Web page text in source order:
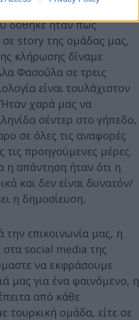
δόθηκε ήταν πως
σε story της ομάδας μας,
κλήρωσης δίναμε
Φασούλα σε τρεις
είναι τουλάχιστον
Ήταν χαρά μας να
σέντερ στο γήπεδο,
σε όλες τις αναφορές
τις προηγούμενες μέρες.
η απάντηση ήταν ότι η
και δεν είναι δυνατόν/
η δημοσίευση.
επικοινωνία μας, η
στα social media της
να εκφράσουμε
μας για ένα φαινόμενο, η
από κάθε
τουρκική ομάδα, είτε σε